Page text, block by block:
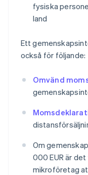
fysiska
land
Ett
också för följande:
Omvänd
Om
000 EUR är
mikroföretag